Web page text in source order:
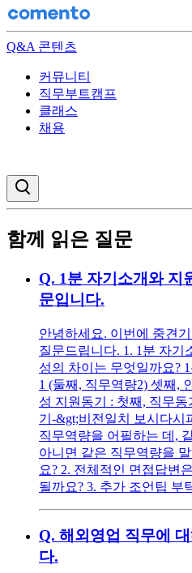
Q&A 콘텐츠
커뮤니티
직무부트캠프
클래스
채용
함께 읽은 질문
Q. 1분 자기소개와 지
문입니다.
안녕하세요. 이번에 중견
질문드립니다. 1. 1분 자기
성의 차이는 무엇일까요?
1 (둘째, 직무역량2) 셋째,
성 지원동기 : 첫째, 직무
기-&gt;비전일치 보시다시
직무역량을 어필하는 데,
아니면 같은 직무역량을
요? 2. 전체적인 면접답변
될까요? 3. 추가 조언팁 부
Q. 해외영업 직무에
다.